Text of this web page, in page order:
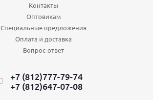
Контакты
Оптовикам
Специальные предложения
Оплата и доставка
Вопрос-ответ
+7 (812)777-79-74
+7 (812)647-07-08